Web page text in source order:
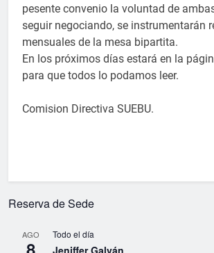
pesente convenio la voluntad de
seguir negociando, se instrumentarán
mensuales de la mesa bipartita.
En los próximos días estará en la
para que todos lo podamos leer.
Comision Directiva SUEBU.
Reserva de Sede
AGO Todo el día